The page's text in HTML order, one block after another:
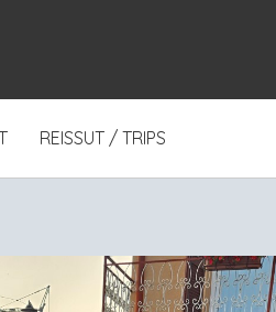
REISSUT / TRIPS